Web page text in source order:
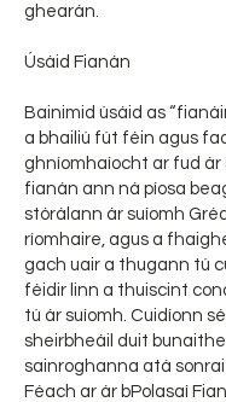
ghearán.
Úsáid Fianán
Bainimid úsáid as
a bhailiú fút féin agus
ghníomhaíocht ar fud ár
fianán ann ná píosa
stórálann ár suíomh
ríomhaire, agus a
gach uair a thugann tú
féidir linn a thuiscint
tú ár suíomh. Cuidíonn
sheirbheáil duit
sainroghanna atá
Féach ar ár bPolasaí